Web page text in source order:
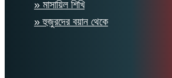
» মাসায়িল শিখি
» হুজুরদের বয়ান থেকে